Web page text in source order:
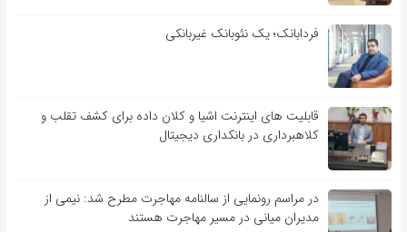
فردابانک؛ یک نئوبانک غیربانکی
قابلیت ‏های اینترنت اشیا و کلان‏ داده برای کشف تقلب و
کلاهبرداری در بانکداری دیجیتال
در مراسم رونمایی از سالنامه مهاجرت مطرح شد: نیمی از
مدیران میانی در مسیر مهاجرت هستند